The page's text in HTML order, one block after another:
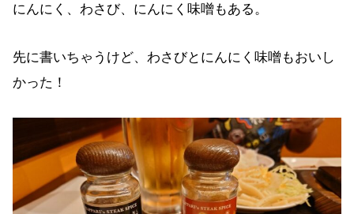
にんにく、わさび、にんにく味噌もある。
先に書いちゃうけど、わさびとにんにく味噌もおいし
かった！